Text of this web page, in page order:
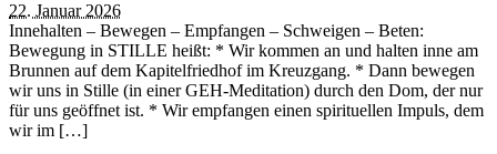
22. Januar 2026
Innehalten – Bewegen – Empfangen – Schweigen – Beten:
Bewegung in STILLE heißt: * Wir kommen an und halten inne am
Brunnen auf dem Kapitelfriedhof im Kreuzgang. * Dann bewegen
wir uns in Stille (in einer GEH-Meditation) durch den Dom, der nur
für uns geöffnet ist. * Wir empfangen einen spirituellen Impuls, dem
wir im […]